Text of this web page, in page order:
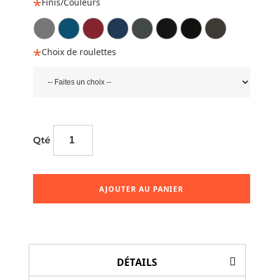
Choix de roulettes
Qté
AJOUTER AU PANIER
DÉTAILS